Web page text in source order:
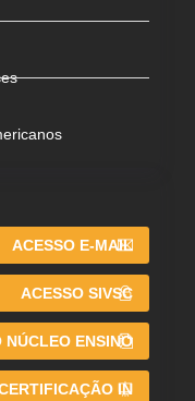
ACESSO E-MAIL
ACESSO SIVSC
NÚCLEO ENSINO
IN